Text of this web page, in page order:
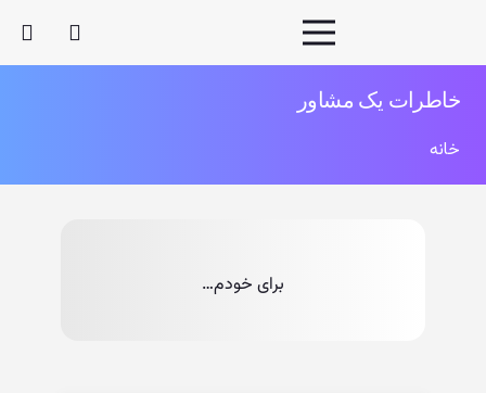
خاطرات یک مشاور
خانه
برای خودم…